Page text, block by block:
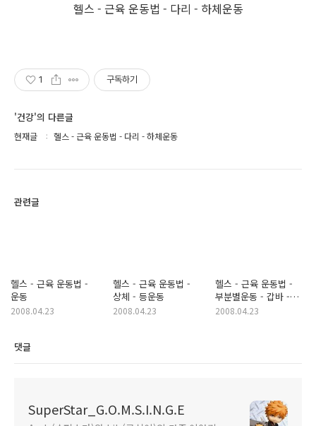
헬스 - 근육 운동법 - 다리 - 하체운동
1 구독하기
'건강'의 다른글
현재글 헬스 - 근육 운동법 - 다리 - 하체운동
관련글
헬스 - 근육 운동법 -
운동
2008.04.23
헬스 - 근육 운동법 -
상체 - 등운동
2008.04.23
헬스 - 근육 운동법 -
부분별운동 - 갑바 -
가슴운동
2008.04.23
댓글
SuperStar_G.O.M.S.I.N.G.E